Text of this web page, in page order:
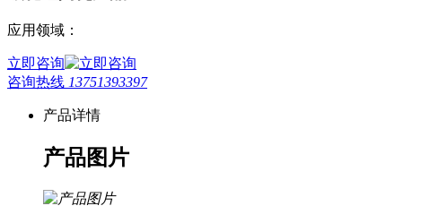
应用领域：
立即咨询
咨询热线 13751393397
产品详情
产品图片